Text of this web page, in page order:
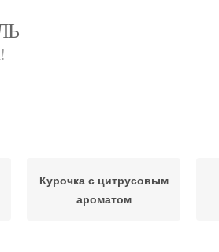
Курочка с цитрусовым
ароматом